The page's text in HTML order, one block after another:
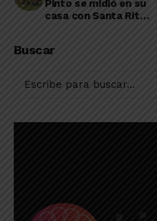
Pinto se midió en su
casa con Santa Rita
Buscar